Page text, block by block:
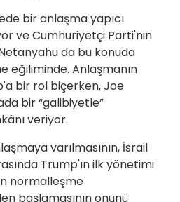
bir anlaşma yapıcı
ve Cumhuriyetçi Parti'nin
da bu konuda
eğiliminde. Anlaşmanın
bir rol biçerken, Joe
bir “galibiyetle”
veriyor.
varılmasının, İsrail
Trump'ın ilk yönetimi
normalleşme
başlamasının önünü